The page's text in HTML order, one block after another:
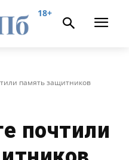
18+
память защитников
почтили